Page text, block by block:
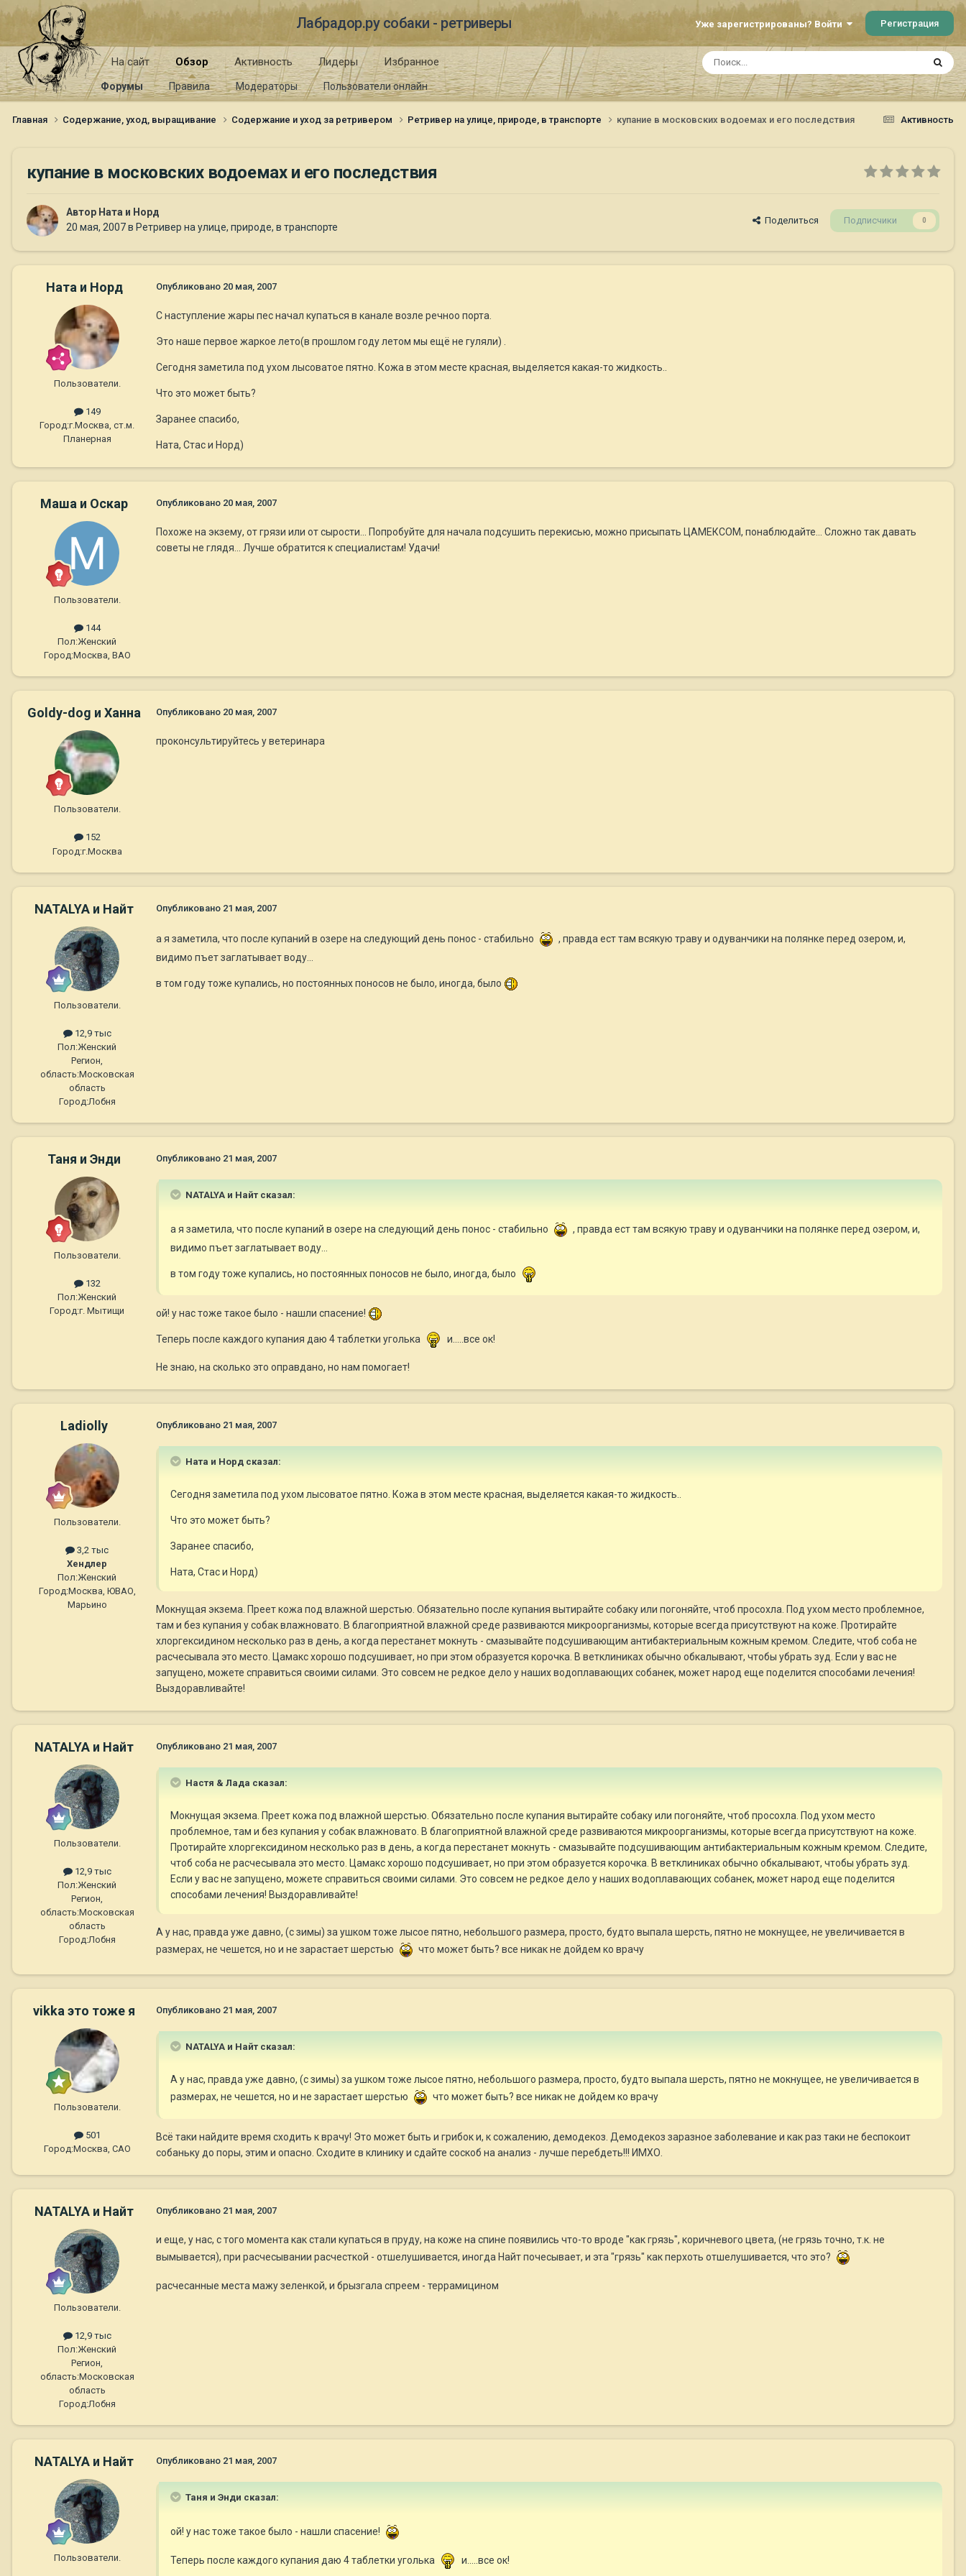
Лабрадор.ру собаки - ретриверы Уже зарегистрированы? Войти Регистрация
На сайт Обзор
Форумы Правила Модераторы Пользователи онлайн
Активность Лидеры Избранное
Активность
Главная Содержание, уход, выращивание Содержание и уход за ретривером Ретривер на улице, природе, в транспорте купание в московских водоемах и его последствия
купание в московских водоемах и его последствия
Автор Ната и Норд
20 мая, 2007в Ретривер на улице, природе, в транспорте
Поделиться Подписчики 0
Ната и Норд
Пользователи.
149
Город:г.Москва, ст.м.
Планерная
Опубликовано 20 мая, 2007
С наступление жары пес начал купаться в канале возле речноо порта.
Это наше первое жаркое лето(в прошлом году летом мы ещё не гуляли) .
Сегодня заметила под ухом лысоватое пятно. Кожа в этом месте красная, выделяется какая-то жидкость..
Что это может быть?
Заранее спасибо,
Ната, Стас и Норд)
Маша и Оскар
Пользователи.
144
Пол:Женский
Город:Москва, ВАО
Опубликовано 20 мая, 2007
Похоже на экзему, от грязи или от сырости... Попробуйте для начала подсушить перекисью, можно присыпать ЦАМЕКСОМ, понаблюдайте... Сложно так давать
советы не глядя... Лучше обратится к специалистам! Удачи!
Goldy-dog и Ханна
Пользователи.
152
Город:г.Москва
Опубликовано 20 мая, 2007
проконсультируйтесь у ветеринара
NATALYA и Найт
Пользователи.
12,9 тыс
Пол:Женский
Регион,
область:Московская
область
Город:Лобня
Опубликовано 21 мая, 2007
а я заметила, что после купаний в озере на следующий день понос - стабильно
, правда ест там всякую траву и одуванчики на полянке перед озером, и,
видимо пъет заглатывает воду...
в том году тоже купались, но постоянных поносов не было, иногда, было
Таня и Энди
Пользователи.
132
Пол:Женский
Город:г. Мытищи
Опубликовано 21 мая, 2007
NATALYA и Найт сказал:
а я заметила, что после купаний в озере на следующий день понос - стабильно
, правда ест там всякую траву и одуванчики на полянке перед озером, и,
видимо пъет заглатывает воду...
в том году тоже купались, но постоянных поносов не было, иногда, было
ой! у нас тоже такое было - нашли спасение!
Теперь после каждого купания даю 4 таблетки уголька и.....все ок!
Не знаю, на сколько это оправдано, но нам помогает!
Ladiolly
Пользователи.
3,2 тыс
Хендлер
Пол:Женский
Город:Москва, ЮВАО,
Марьино
Опубликовано 21 мая, 2007
Ната и Норд сказал:
Сегодня заметила под ухом лысоватое пятно. Кожа в этом месте красная, выделяется какая-то жидкость..
Что это может быть?
Заранее спасибо,
Ната, Стас и Норд)
Мокнущая экзема. Преет кожа под влажной шерстью. Обязательно после купания вытирайте собаку или погоняйте, чтоб просохла. Под ухом место проблемное,
там и без купания у собак влажновато. В благоприятной влажной среде развиваются микроорганизмы, которые всегда присутствуют на коже. Протирайте
хлоргексидином несколько раз в день, а когда перестанет мокнуть - смазывайте подсушивающим антибактериальным кожным кремом. Следите, чтоб соба не
расчесывала это место. Цамакс хорошо подсушивает, но при этом образуется корочка. В ветклиниках обычно обкалывают, чтобы убрать зуд. Если у вас не
запущено, можете справиться своими силами. Это совсем не редкое дело у наших водоплавающих собанек, может народ еще поделится способами лечения!
Выздоравливайте!
NATALYA и Найт
Пользователи.
12,9 тыс
Пол:Женский
Регион,
область:Московская
область
Город:Лобня
Опубликовано 21 мая, 2007
Настя & Лада сказал:
Мокнущая экзема. Преет кожа под влажной шерстью. Обязательно после купания вытирайте собаку или погоняйте, чтоб просохла. Под ухом место
проблемное, там и без купания у собак влажновато. В благоприятной влажной среде развиваются микроорганизмы, которые всегда присутствуют на коже.
Протирайте хлоргексидином несколько раз в день, а когда перестанет мокнуть - смазывайте подсушивающим антибактериальным кожным кремом. Следите,
чтоб соба не расчесывала это место. Цамакс хорошо подсушивает, но при этом образуется корочка. В ветклиниках обычно обкалывают, чтобы убрать зуд.
Если у вас не запущено, можете справиться своими силами. Это совсем не редкое дело у наших водоплавающих собанек, может народ еще поделится
способами лечения! Выздоравливайте!
А у нас, правда уже давно, (с зимы) за ушком тоже лысое пятно, небольшого размера, просто, будто выпала шерсть, пятно не мокнущее, не увеличивается в
размерах, не чешется, но и не зарастает шерстью
что может быть? все никак не дойдем ко врачу
vikka это тоже я
Пользователи.
501
Город:Москва, САО
Опубликовано 21 мая, 2007
NATALYA и Найт сказал:
А у нас, правда уже давно, (с зимы) за ушком тоже лысое пятно, небольшого размера, просто, будто выпала шерсть, пятно не мокнущее, не увеличивается в
размерах, не чешется, но и не зарастает шерстью
что может быть? все никак не дойдем ко врачу
Всё таки найдите время сходить к врачу! Это может быть и грибок и, к сожалению, демодекоз. Демодекоз заразное заболевание и как раз таки не беспокоит
собаньку до поры, этим и опасно. Сходите в клинику и сдайте соскоб на анализ - лучше перебдеть!!! ИМХО.
NATALYA и Найт
Пользователи.
12,9 тыс
Пол:Женский
Регион,
область:Московская
область
Город:Лобня
Опубликовано 21 мая, 2007
и еще, у нас, с того момента как стали купаться в пруду, на коже на спине появились что-то вроде "как грязь", коричневого цвета, (не грязь точно, т.к. не
вымывается), при расчесывании расчесткой - отшелушивается, иногда Найт почесывает, и эта "грязь" как перхоть отшелушивается, что это?
расчесанные места мажу зеленкой, и брызгала спреем - террамицином
NATALYA и Найт
Пользователи.
Опубликовано 21 мая, 2007
Таня и Энди сказал:
ой! у нас тоже такое было - нашли спасение!
Теперь после каждого купания даю 4 таблетки уголька и.....все ок!